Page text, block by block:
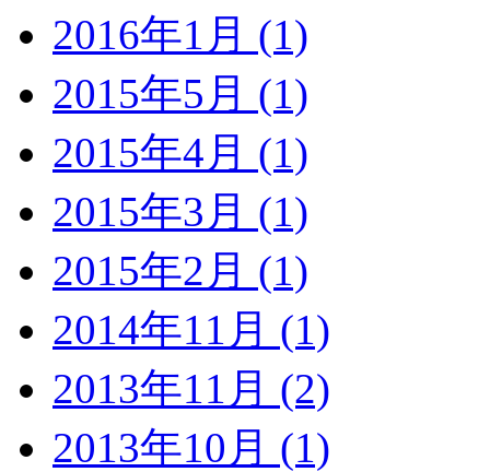
2016年1月 (1)
2015年5月 (1)
2015年4月 (1)
2015年3月 (1)
2015年2月 (1)
2014年11月 (1)
2013年11月 (2)
2013年10月 (1)